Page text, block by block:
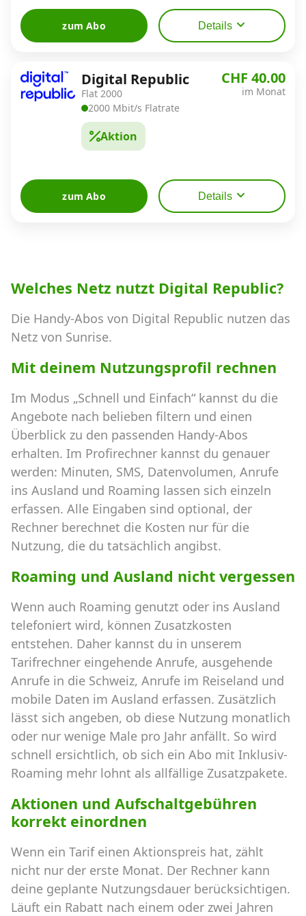
zum Abo Details
Digital Republic
Flat 2000
2000 Mbit/s Flatrate
Aktion
CHF 40.00
im Monat
zum Abo Details
Welches Netz nutzt Digital Republic?
Die Handy-Abos von Digital Republic nutzen das
Netz von Sunrise.
Mit deinem Nutzungsprofil rechnen
Im Modus „Schnell und Einfach“ kannst du die
Angebote nach belieben filtern und einen
Überblick zu den passenden Handy-Abos
erhalten. Im Profirechner kannst du genauer
werden: Minuten, SMS, Datenvolumen, Anrufe
ins Ausland und Roaming lassen sich einzeln
erfassen. Alle Eingaben sind optional, der
Rechner berechnet die Kosten nur für die
Nutzung, die du tatsächlich angibst.
Roaming und Ausland nicht vergessen
Wenn auch Roaming genutzt oder ins Ausland
telefoniert wird, können Zusatzkosten
entstehen. Daher kannst du in unserem
Tarifrechner eingehende Anrufe, ausgehende
Anrufe in die Schweiz, Anrufe im Reiseland und
mobile Daten im Ausland erfassen. Zusätzlich
lässt sich angeben, ob diese Nutzung monatlich
oder nur wenige Male pro Jahr anfällt. So wird
schnell ersichtlich, ob sich ein Abo mit Inklusiv-
Roaming mehr lohnt als allfällige Zusatzpakete.
Aktionen und Aufschaltgebühren
korrekt einordnen
Wenn ein Tarif einen Aktionspreis hat, zählt
nicht nur der erste Monat. Der Rechner kann
deine geplante Nutzungsdauer berücksichtigen.
Läuft ein Rabatt nach einem oder zwei Jahren